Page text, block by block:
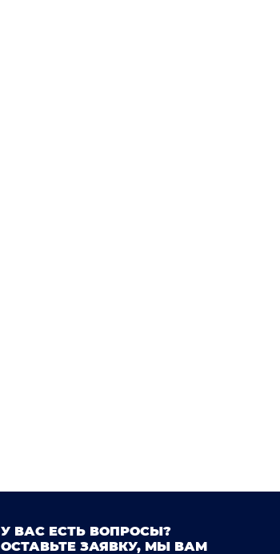
У ВАС ЕСТЬ ВОПРОСЫ?
ОСТАВЬТЕ ЗАЯВКУ, МЫ ВАМ